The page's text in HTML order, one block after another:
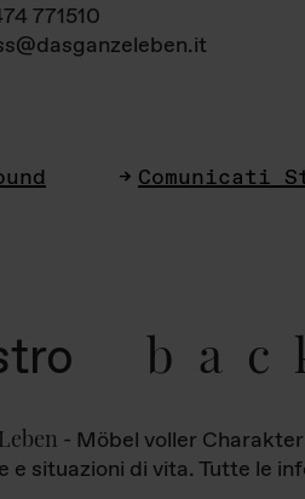
771510
Comunicati
- Möbel voller
e situazioni di vita. Tutte le